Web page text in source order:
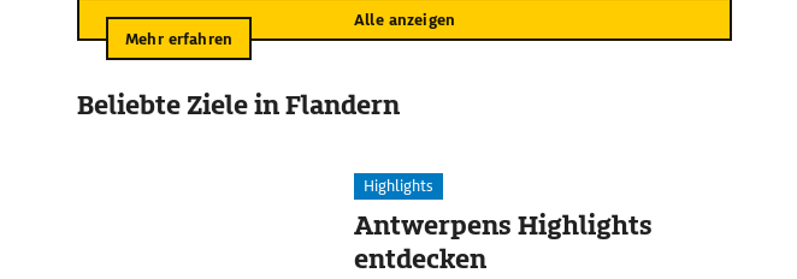
Alle anzeigen
Mehr erfahren
Beliebte Ziele in Flandern
Highlights
Antwerpens Highlights
entdecken